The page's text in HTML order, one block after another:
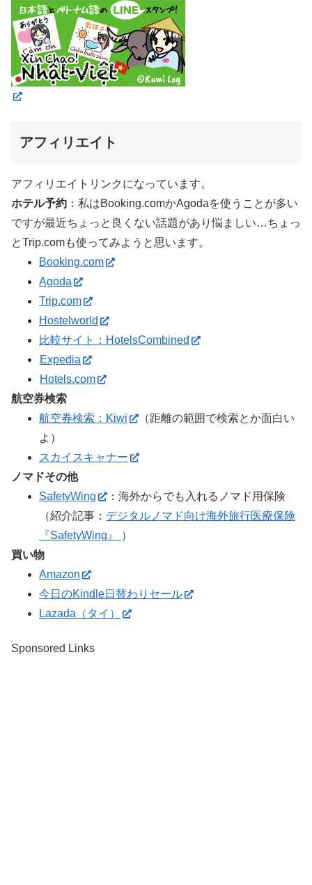
アフィリエイト
アフィリエイトリンクになっています。
ホテル予約 ：私はBooking.comかAgodaを使うことが多い
ですが最近ちょっと良くない話題があり悩ましい…ちょっ
とTrip.comも使ってみようと思います。
Booking.com
Agoda
Trip.com
Hostelworld
比較サイト：HotelsCombined
Expedia
Hotels.com
航空券検索
航空券検索：Kiwi
（距離の範囲で検索とか面白い
よ）
スカイスキャナー
ノマドその他
SafetyWing
：海外からでも入れるノマド用保険
（紹介記事： デジタルノマド向け海外旅行医療保険
『SafetyWing』
）
買い物
Amazon
今日のKindle日替わりセール
Lazada（タイ）
Sponsored Links